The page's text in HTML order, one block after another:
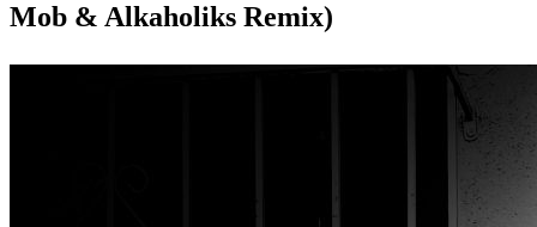
Mob & Alkaholiks Remix)